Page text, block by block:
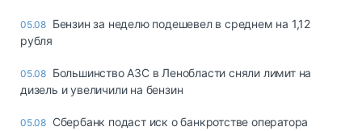
05.08 Бензин за неделю подешевел в среднем на 1,12
рубля
05.08 Большинство АЗС в Ленобласти сняли лимит на
дизель и увеличили на бензин
05.08 Сбербанк подаст иск о банкротстве оператора